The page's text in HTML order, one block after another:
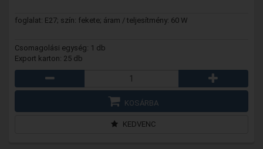
foglalat: E27; szín: fekete; áram / teljesítmény: 60 W
Csomagolási egység: 1 db
Export karton: 25 db
KOSÁRBA
KEDVENC